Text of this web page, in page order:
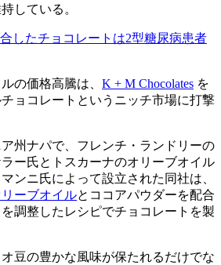
している。
したチョコレートは2型糖尿病患者
の価格高騰は、 K + M Chocolates を
ョコレートというニッチ市場に打撃
州ナパで、フレンチ・ランドリーの
ー氏とトスカーナのオリーブオイル
ンニ氏によって設立された同社は、
ーブオイルとココアパウダーを配合
調整したレシピでチョコレートを製
豆の豊かな風味が保たれるだけでな